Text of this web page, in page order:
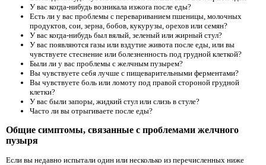
У вас когда-нибудь возникала изжога после еды?
Есть ли у вас проблемы с перевариванием пшеницы, молочных
продуктов, сои, зерна, бобов, кукурузы, орехов или семян?
У вас когда-нибудь был вялый, зеленый или жирный стул?
У вас появляются газы или вздутие живота после еды, или вы
чувствуете стеснение или болезненность под грудной клеткой?
Были ли у вас проблемы с желчным пузырем?
Вы чувствуете себя лучше с пищеварительными ферментами?
Вы чувствуете боль или ломоту под правой стороной грудной
клетки?
У вас были запоры, жидкий стул или слизь в стуле?
Часто ли вы отрыгиваете после еды?
Общие симптомы, связанные с проблемами желчного
пузыря
Если вы недавно испытали один или несколько из перечисленных ниже